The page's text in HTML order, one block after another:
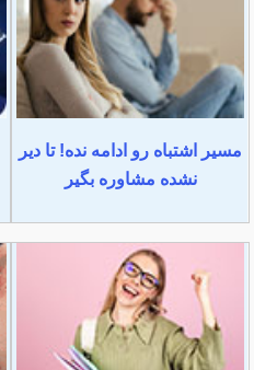
مسیر اشتباه رو ادامه نده! تا دیر
نشده مشاوره بگیر